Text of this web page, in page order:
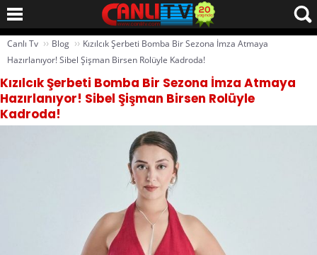
Canlı Tv ›› Blog ›› Kızılcık Şerbeti Bomba Bir Sezona İmza Atmaya
Hazırlanıyor! Sibel Şişman Birsen Rolüyle Kadroda!
Kızılcık Şerbeti Bomba Bir Sezona İmza Atmaya
Hazırlanıyor! Sibel Şişman Birsen Rolüyle
Kadroda!